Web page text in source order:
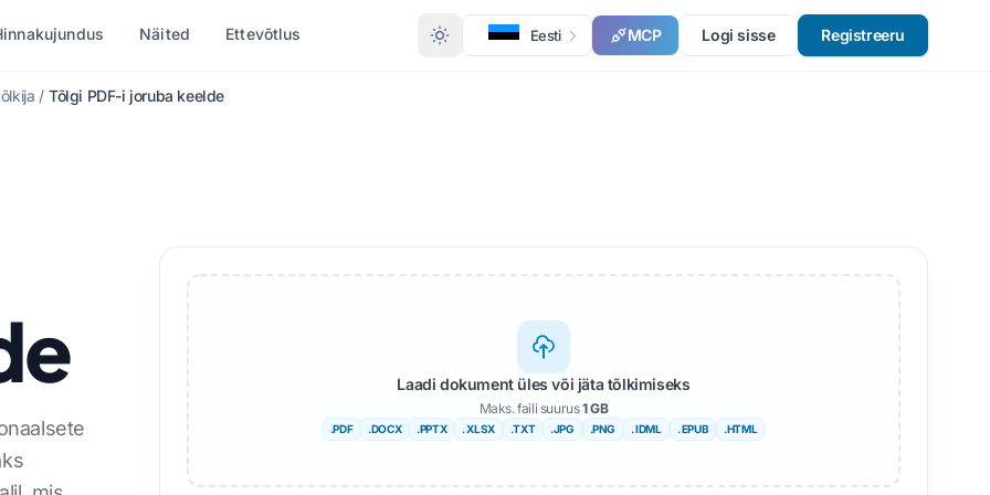
PDF TXT-sse
InDesignist PDF-iks
XLSX PDF-iks
TXT kuni XLSX
JPG-st PDF-iks
JPEG-st PDF-iks
keel
Rootsi keel
Näited Ettevõtlus Eesti MCP Logi sisse Registreeru
/ Tõlgi PDF-i joruba keelde
Laadi dokument üles või jäta tõlkimiseks
Maks. faili suurus1 GB
.PDF .DOCX .PPTX . XLSX .TXT .JPG .PNG . IDML . EPUB .HTML